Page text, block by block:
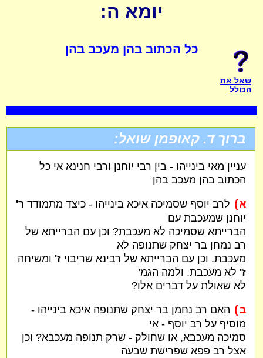
יומא ה:
כל הכתוב בהן מעכב בהן
שאל את
הכולל
ברוך ד. קאופמן שואל:
עניין מאי בינייהו‏ - בין רבי יוחנן ורבי חנינא אי כל
הכתוב בהן מעכב בהן
א) לרב יוסף שסמיכה איכא בינייהו - כיצד מתמודדר'
יוחנן שמעכבת עם
הברייתא שסמיכה לא מעכבת? וכן עם הברייתא של
רב נמחן בר יצחק שתנופה לא
מעכבת. וכן עם הברייתא של רבינא שריבוי ז' ומשיחה
ז' לא מעכבת. ולמה הגמ'
לא שאולת על דברים אלו?
ב) האם רב נחמן בר יצחק שתנופה איכא בינייהו -
מוסיף על רב יוסף - אי
סמיכה מעכבא, או שחולק - שרק תנופה מעכבא? וכן
אצל רב פפא שפרישת שבעה